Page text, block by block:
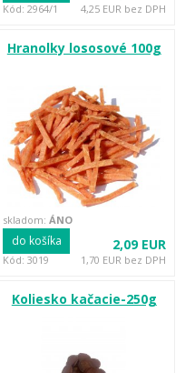
Kód: 2964/1 4,25 EUR bez DPH
Hranolky lososové 100g
Kód: 3019
skladom: ÁNO
2,09 EUR
1,70 EUR bez DPH
do košíka
Koliesko kačacie-250g